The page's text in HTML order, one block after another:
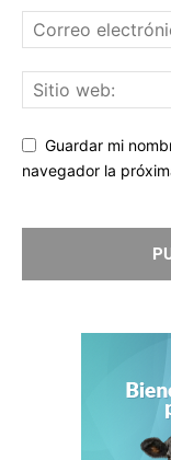
Guardar mi
navegador la